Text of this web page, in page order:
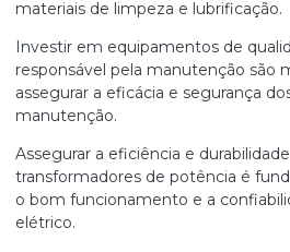
materiais de limpeza e lubrificação.
Investir em equipamentos de
responsável pela manutenção são
assegurar a eficácia e segurança
manutenção.
Assegurar a eficiência e
transformadores de potência é
o bom funcionamento e a
elétrico.